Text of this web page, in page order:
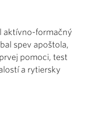
aktívno-formačný
spev apoštola,
pomoci, test
a rytiersky